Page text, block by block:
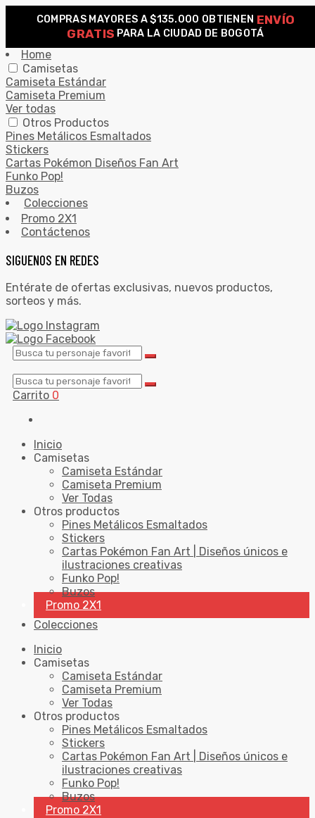
COMPRAS MAYORES A $135.000 OBTIENEN ENVÍO
GRATIS PARA LA CIUDAD DE BOGOTÁ
SEARCH
Home
Camisetas
Camiseta Estándar
Camiseta Premium
Ver todas
Otros Productos
Pines Metálicos Esmaltados
Stickers
Cartas Pokémon Diseños Fan Art
Funko Pop!
Buzos
Colecciones
Promo 2X1
Contáctenos
SIGUENOS EN REDES
Entérate de ofertas exclusivas, nuevos productos,
sorteos y más.
Carrito 0
Inicio
Camisetas
Camiseta Estándar
Camiseta Premium
Ver Todas
Otros productos
Pines Metálicos Esmaltados
Stickers
Cartas Pokémon Fan Art | Diseños únicos e
ilustraciones creativas
Funko Pop!
Buzos
Promo 2X1
Colecciones
Inicio
Camisetas
Camiseta Estándar
Camiseta Premium
Ver Todas
Otros productos
Pines Metálicos Esmaltados
Stickers
Cartas Pokémon Fan Art | Diseños únicos e
ilustraciones creativas
Funko Pop!
Buzos
Promo 2X1